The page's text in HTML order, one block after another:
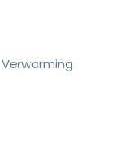
Verwarming